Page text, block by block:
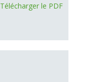
Télécharger le PDF